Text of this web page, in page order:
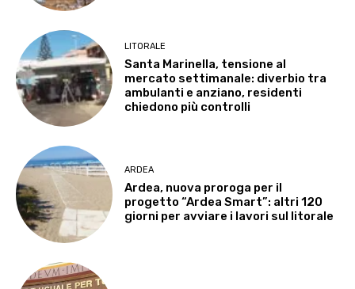
LITORALE
Santa Marinella, tensione al
mercato settimanale: diverbio tra
ambulanti e anziano, residenti
chiedono più controlli
ARDEA
Ardea, nuova proroga per il
progetto “Ardea Smart”: altri 120
giorni per avviare i lavori sul litorale